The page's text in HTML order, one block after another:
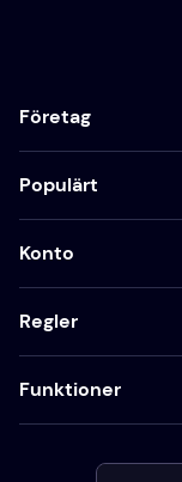
Företag
Populärt
Konto
Regler
Funktioner